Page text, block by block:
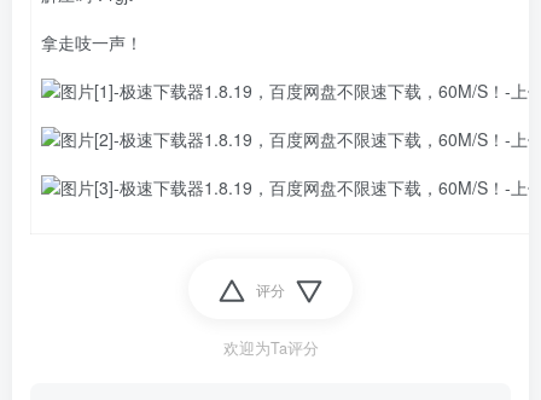
拿走吱一声！
评分
欢迎为Ta评分